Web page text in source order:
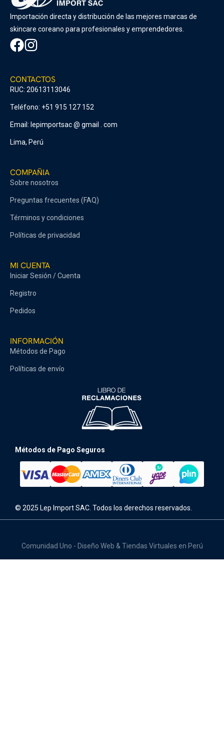
Importación directa y distribución de las mejores marcas de
skincare coreano para profesionales y emprendedores.
CONTACTOS
RUC: 20613113046
Teléfono: +51 915 127 152
Email: lepimportsac @ gmail . com
Lima, Perú
COMPAÑIA
Sobre nosotros
Preguntas frecuentes (FAQ)
Términos y condiciones
Políticas de privacidad
MI CUENTA
Iniciar Sesión / Cuenta
Registro
Pedidos
INFORMACIÓN
Métodos de Pago
Políticas de envío
© 2025 Lep Import SAC. Todos los derechos reservados.
Métodos de Pago Seguros
Comunidad Uno - Diseño Web & Tiendas Virtuales en Perú